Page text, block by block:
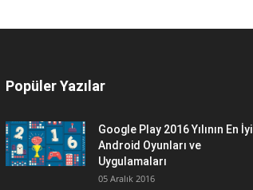
Popüler Yazılar
Google Play 2016 Yılının En İyi
Android Oyunları ve
Uygulamaları
05 Aralık 2016